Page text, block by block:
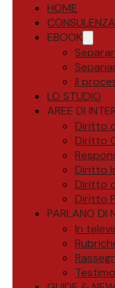
HOME
EBOOK
Il
LO STUDIO
AREE DI
Diritto
Diritto
Diritto
Diritto
Diritto
PARLANO DI
In